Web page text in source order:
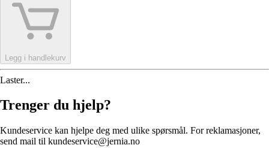
Legg i handlekurv
Laster...
Trenger du hjelp?
Kundeservice kan hjelpe deg med ulike spørsmål. For reklamasjoner,
send mail til kundeservice@jernia.no